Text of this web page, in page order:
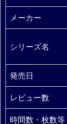
メーカー
シリーズ名
発売日
レビュー数
時間数・枚数等